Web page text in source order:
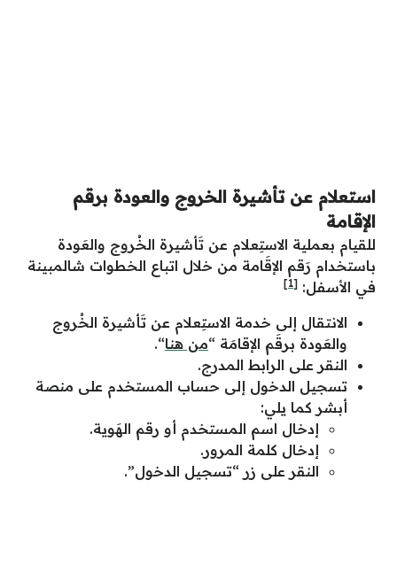
استعلام عن تأشيرة الخروج والعودة برقم
الإقامة
للقيام بعملية الاستِعلام عن تَأشيرة الخُروج والعَودة
باستخدام رَقم الإقَامة من خلال اتباع الخطوات شالمبينة
في الأسفل: [1]
الانتقال إلى خدمة الاستِعلام عن تَأشيرة الخُروج
والعَودة برقَم الإقامَة “من هنا“.
النقر على الرابط المدرج.
تسجيل الدخول إلى حساب المستخدم على منصة
أبشر كما يلي:
إدخال اسم المستخدم أو رقم الهَوية.
إدخال كلمة المرور.
النقر على زر “تسجيل الدخول”.